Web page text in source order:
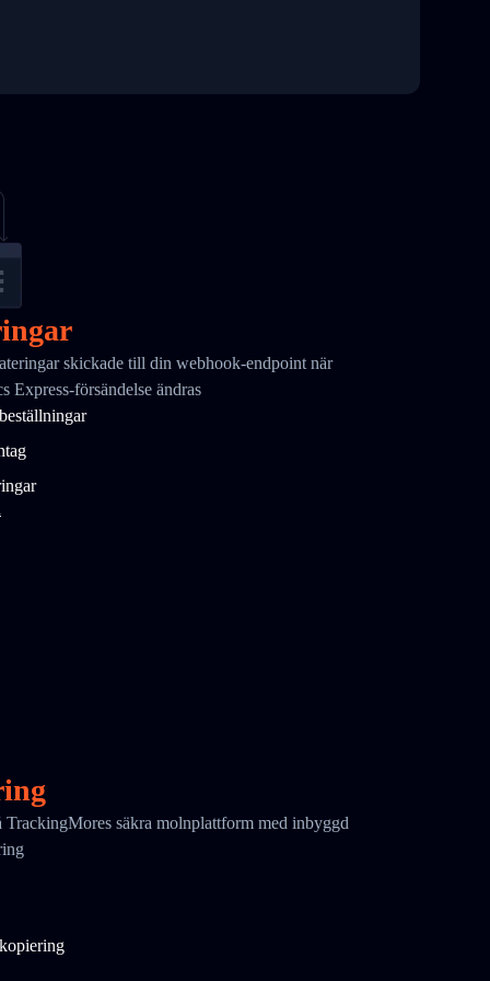
skickade till din webhook-endpoint när
Express-försändelse ändras
TrackingMores säkra molnplattform med inbyggd